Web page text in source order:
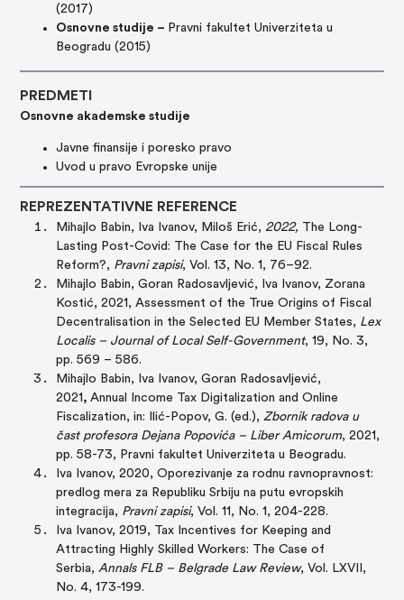
(2017)
Osnovne studije – Pravni fakultet Univerziteta u
Beogradu (2015)
PREDMETI
Osnovne akademske studije
Javne finansije i poresko pravo
Uvod u pravo Evropske unije
REPREZENTATIVNE REFERENCE
Mihajlo Babin, Iva Ivanov, Miloš Erić, 2022, The Long-
Lasting Post-Covid: The Case for the EU Fiscal Rules
Reform?, Pravni zapisi, Vol. 13, No. 1, 76–92.
Mihajlo Babin, Goran Radosavljević, Iva Ivanov, Zorana
Kostić, 2021, Assessment of the True Origins of Fiscal
Decentralisation in the Selected EU Member States, Lex
Localis – Journal of Local Self-Government, 19, No. 3,
pp. 569 – 586.
Mihajlo Babin, Iva Ivanov, Goran Radosavljević,
2021 ,Annual Income Tax Digitalization and Online
Fiscalization, in: Ilić-Popov, G. (ed.),Zbornik radova u
čast profesora Dejana Popovića – Liber Amicorum, 2021,
pp. 58-73, Pravni fakultet Univerziteta u Beogradu.
Iva Ivanov, 2020, Oporezivanje za rodnu ravnopravnost:
predlog mera za Republiku Srbiju na putu evropskih
integracija, Pravni zapisi, Vol. 11, No. 1, 204-228.
Iva Ivanov, 2019, Tax Incentives for Keeping and
Attracting Highly Skilled Workers: The Case of
Serbia,Annals FLB – Belgrade Law Review, Vol. LXVII,
No. 4, 173-199.